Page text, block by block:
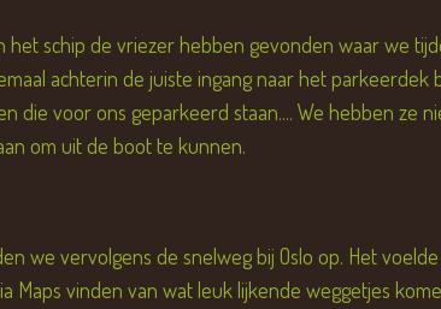
het schip de vriezer hebben gevonden waar we
achterin de juiste ingang naar het
die voor ons geparkeerd staan.... We hebben ze
om uit de boot te kunnen.
we vervolgens de snelweg bij Oslo op. Het
Maps vinden van wat leuk lijkende weggetjes